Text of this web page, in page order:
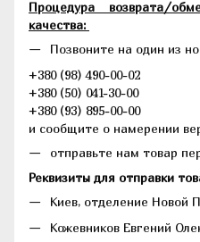
Процедура возврата/
качества:
Позвоните на один из
+380 (98) 490-00-02
+380 (50) 041-30-00
+380 (93) 895-00-00
и сообщите о намерении
отправьте нам товар
Реквизиты для отправки
Киев, отделение Новой
Кожевников Евгений